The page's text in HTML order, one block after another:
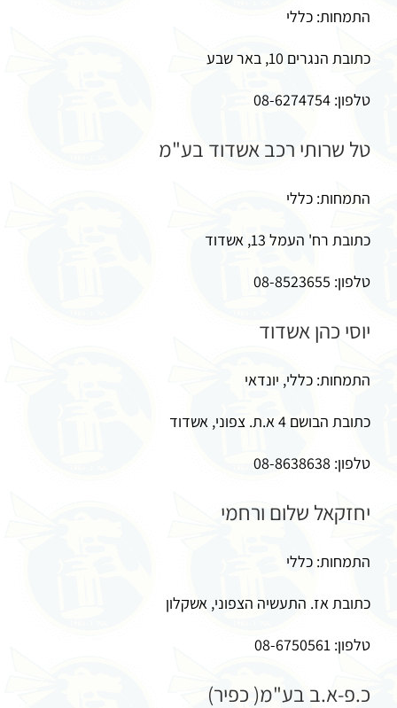
התמחות: כללי
כתובת הנגרים 10, באר שבע
טלפון: 08-6274754
טל שרותי רכב אשדוד בע"מ
התמחות: כללי
כתובת רח' העמל 13, אשדוד
טלפון: 08-8523655
יוסי כהן אשדוד
התמחות: כללי, יונדאי
כתובת הבושם 4 א.ת. צפוני, אשדוד
טלפון: 08-8638638
יחזקאל שלום ורחמי
התמחות: כללי
כתובת אז. התעשיה הצפוני, אשקלון
טלפון: 08-6750561
כ.פ-א.ב בע"מ( כפיר)